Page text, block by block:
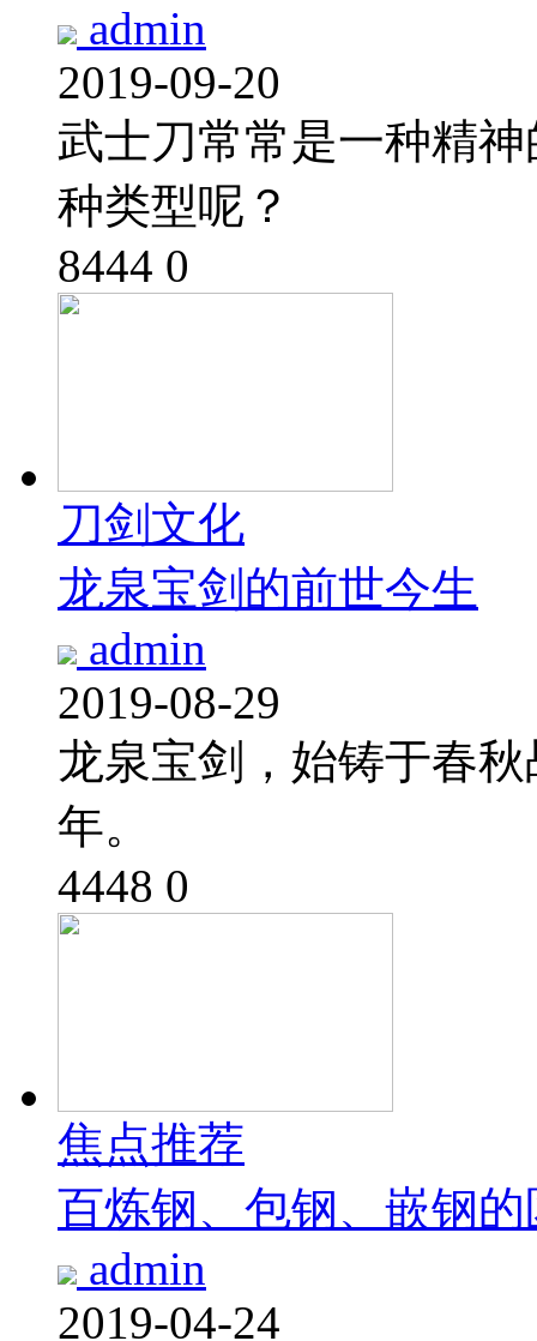
admin
2019-09-20
武士刀常常是一种精
种类型呢？
8444 0
刀剑文化
龙泉宝剑的前世今生
admin
2019-08-29
龙泉宝剑，始铸于春
年。
4448 0
焦点推荐
百炼钢、包钢、嵌钢
admin
2019-04-24